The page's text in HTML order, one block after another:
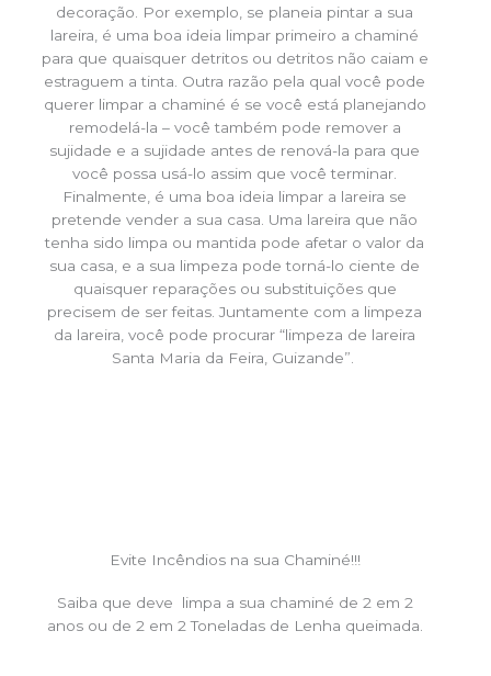
decoração. Por exemplo, se planeia pintar a sua
lareira, é uma boa ideia limpar primeiro a chaminé
para que quaisquer detritos ou detritos não caiam e
estraguem a tinta. Outra razão pela qual você pode
querer limpar a chaminé é se você está planejando
remodelá-la – você também pode remover a
sujidade e a sujidade antes de renová-la para que
você possa usá-lo assim que você terminar.
Finalmente, é uma boa ideia limpar a lareira se
pretende vender a sua casa. Uma lareira que não
tenha sido limpa ou mantida pode afetar o valor da
sua casa, e a sua limpeza pode torná-lo ciente de
quaisquer reparações ou substituições que
precisem de ser feitas. Juntamente com a limpeza
da lareira, você pode procurar “limpeza de lareira
Santa Maria da Feira, Guizande”.
Evite Incêndios na sua Chaminé!!!
Saiba que deve limpa a sua chaminé de 2 em 2
anos ou de 2 em 2 Toneladas de Lenha queimada.